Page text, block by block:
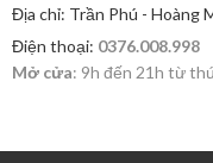
Địa chỉ: Trần Phú - Hoàng
Điện thoại: 0376.008.998
Mở cửa: 9h đến 21h từ